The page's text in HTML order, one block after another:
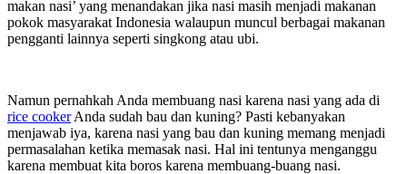
makan nasi’ yang menandakan jika nasi masih menjadi makanan
pokok masyarakat Indonesia walaupun muncul berbagai makanan
pengganti lainnya seperti singkong atau ubi.
Namun pernahkah Anda membuang nasi karena nasi yang ada di
rice cookerAnda sudah bau dan kuning? Pasti kebanyakan
menjawab iya, karena nasi yang bau dan kuning memang menjadi
permasalahan ketika memasak nasi. Hal ini tentunya menganggu
karena membuat kita boros karena membuang-buang nasi.